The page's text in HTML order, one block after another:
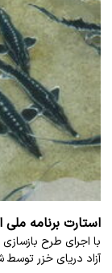
استارت برنامه
با اجرای طرح
آزاد دریای خزر توسط